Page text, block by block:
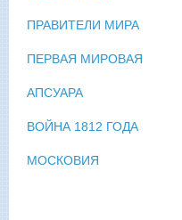
ПРАВИТЕЛИ МИРА
ПЕРВАЯ МИРОВАЯ
АПСУАРА
ВОЙНА 1812 ГОДА
МОСКОВИЯ